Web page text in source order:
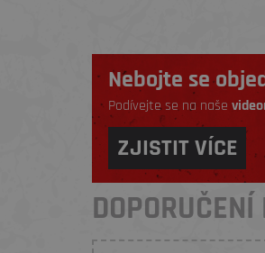
Nebojte se
Podívejte se na naše
ZJISTIT VÍCE